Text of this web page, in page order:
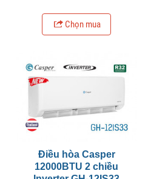
Chọn mua
Điều hòa Casper
12000BTU 2 chiều